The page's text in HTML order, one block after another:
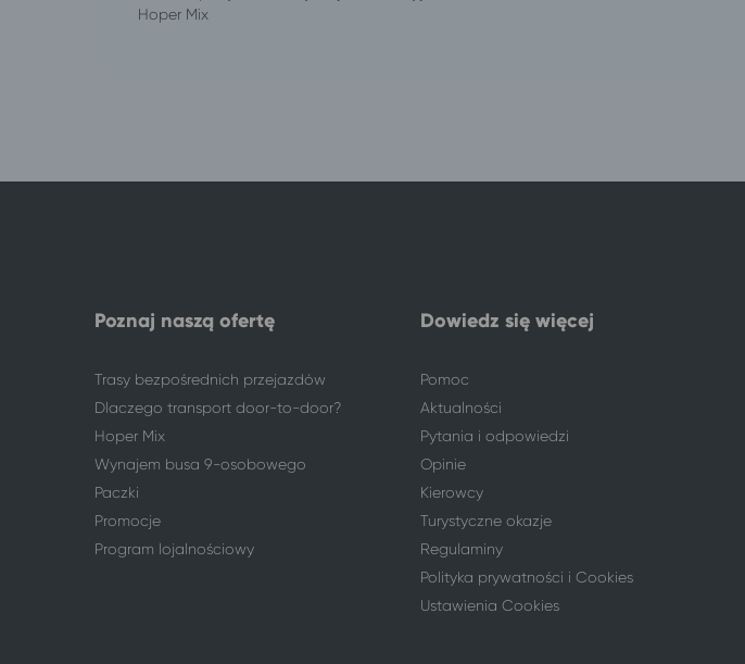
Konin
Darłówko
Legnica
Darłówko
Lubin
Darłówko
Pabianice
Darłówko
Polkowice
Sieradz
Darłówko
Zielona Góra
Poznaj naszą ofertę
Trasy bezpośrednich przejazdów
Dlaczego transport door-to-door?
Hoper Mix
Wynajem busa 9-osobowego
Paczki
Promocje
Program lojalnościowy
Dowiedz się więcej
Pomoc
Aktualności
Pytania i odpowiedzi
Opinie
Kierowcy
Turystyczne okazje
Regulaminy
Polityka prywatności i Cookies
Ustawienia Cookies